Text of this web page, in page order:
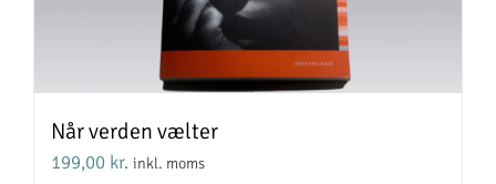
Når verden vælter
199,00 kr. inkl. moms